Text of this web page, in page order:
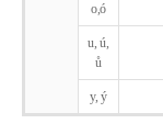
o,ó
u, ú,
ů
y, ý